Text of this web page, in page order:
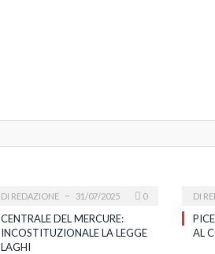
DI REDAZIONE 31/07/2025 0
CENTRALE DEL MERCURE:
INCOSTITUZIONALE LA LEGGE
LAGHI
DI
AL